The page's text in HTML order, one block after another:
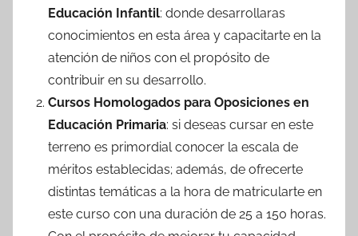
Educación Infantil: donde desarrollaras
conocimientos en esta área y capacitarte en la
atención de niños con el propósito de
contribuir en su desarrollo.
Cursos Homologados para Oposiciones en
Educación Primaria: si deseas cursar en este
terreno es primordial conocer la escala de
méritos establecidas; además, de ofrecerte
distintas temáticas a la hora de matricularte en
este curso con una duración de 25 a 150 horas.